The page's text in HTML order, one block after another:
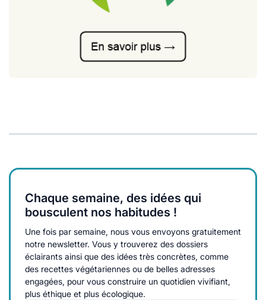
Chaque semaine, des idées qui
bousculent nos habitudes !
Une fois par semaine, nous vous envoyons gratuitement
notre newsletter. Vous y trouverez des dossiers
éclairants ainsi que des idées très concrètes, comme
des recettes végétariennes ou de belles adresses
engagées, pour vous construire un quotidien vivifiant,
plus éthique et plus écologique.